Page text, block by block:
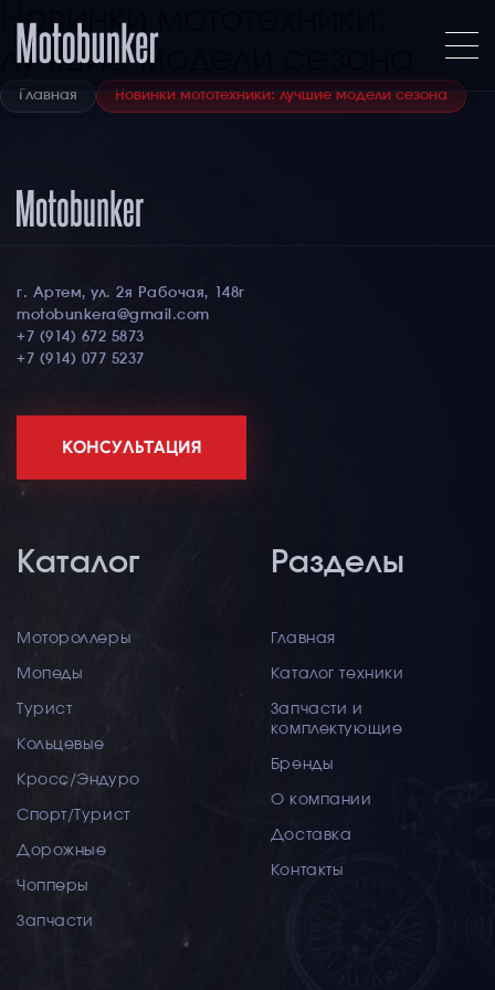
Новинки мототехники:
лучшие модели сезона
Главная Новинки мототехники: лучшие модели сезона
г. Артем, ул. 2я Рабочая, 148г
motobunkera@gmail.com
+7 (914) 672 5873
+7 (914) 077 5237
КОНСУЛЬТАЦИЯ
Каталог
Мотороллеры
Мопеды
Турист
Кольцевые
Кросс/Эндуро
Спорт/Турист
Дорожные
Чопперы
Запчасти
Разделы
Главная
Каталог техники
Запчасти и
комплектующие
Бренды
О компании
Доставка
Контакты